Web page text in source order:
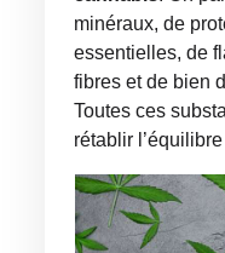
minéraux, de
essentielles, de
fibres et de bien
Toutes ces
rétablir